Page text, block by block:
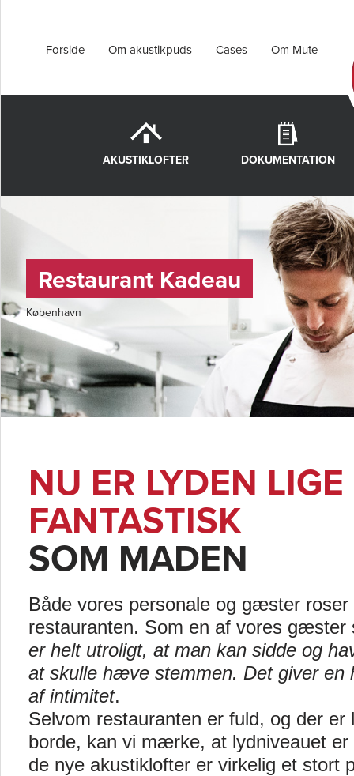
Om Mute
Cases
Om akustikpuds
Forside
DOKUMENTATION
AKUSTIKLOFTER
Restaurant Kadeau
København
NU ER LYDEN
FANTASTISK
SOM MADEN
Både vores personale og gæster roser
restauranten. Som en af vores
er helt utroligt, at man kan sidde og
at skulle hæve stemmen. Det giver en
af intimitet.
Selvom restauranten er fuld, og der er
borde, kan vi mærke, at lydniveauet er
de nye akustiklofter er virkelig et stort